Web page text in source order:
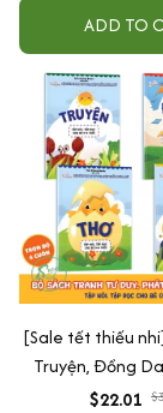
ADD TO
[Sale tết thiếu
Truyện, Đồng
Tập Nói Tập Đọc
$22.01